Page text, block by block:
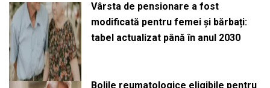
Vârsta de pensionare a fost
modificată pentru femei și bărbați:
tabel actualizat până în anul 2030
Bolile reumatologice eligibile pentru